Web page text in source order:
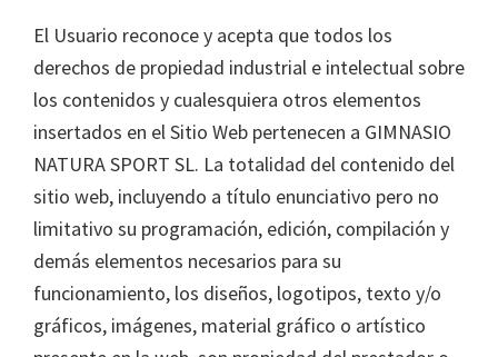
El Usuario reconoce y acepta que todos los
derechos de propiedad industrial e intelectual sobre
los contenidos y cualesquiera otros elementos
insertados en el Sitio Web pertenecen a GIMNASIO
NATURA SPORT SL. La totalidad del contenido del
sitio web, incluyendo a título enunciativo pero no
limitativo su programación, edición, compilación y
demás elementos necesarios para su
funcionamiento, los diseños, logotipos, texto y/o
gráficos, imágenes, material gráfico o artístico